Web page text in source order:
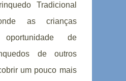
Tradicional
as crianças
de
de outros
um pouco mais